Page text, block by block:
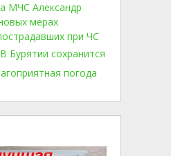
МЧС Александр
мерах
при ЧС
В Бурятии сохранится
погода